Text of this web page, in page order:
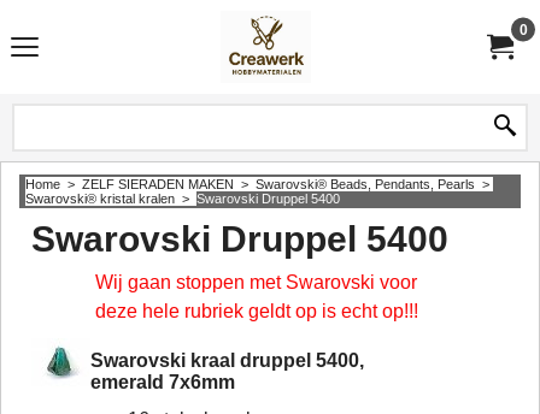
0
Home > ZELF SIERADEN MAKEN > Swarovski® Beads, Pendants, Pearls >
Swarovski® kristal kralen > Swarovski Druppel 5400
Swarovski Druppel 5400
Wij gaan stoppen met Swarovski voor
deze hele rubriek geldt op is echt op!!!
Swarovski kraal druppel 5400,
emerald 7x6mm